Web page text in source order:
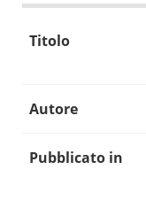
Titolo
Autore
Pubblicato in